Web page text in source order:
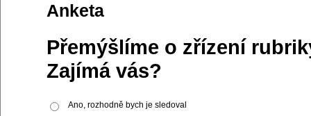
Anketa
Přemýšlíme o zřízení
Zajímá vás?
Ano, rozhodně bych je sledoval